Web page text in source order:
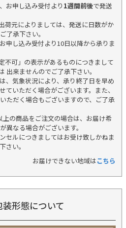
お申し込み受付より 1週間前後で発送
荷元によりましては、発送に日数がか
了承下さい。
申し込み受付より10日以降から承りま
不可」の表示があるものにつきまして
出来ませんのでご了承下さい。
、気象状況により、承り終了日を早め
ていただく場合がございます。また、
ただく場合もございますので、ご了承
の商品をご注文の場合は、お届け希
異なる場合がございます。
セルにつきましてはお受け致しかねま
さい。
お届けできない地域はこちら
形態について